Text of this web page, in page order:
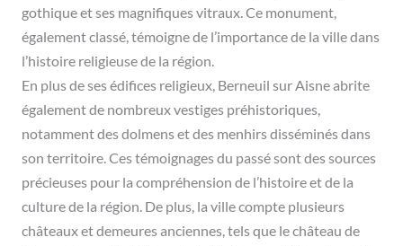
gothique et ses magnifiques vitraux. Ce monument,
également classé, témoigne de l’importance de la ville dans
l’histoire religieuse de la région.
En plus de ses édifices religieux, Berneuil sur Aisne abrite
également de nombreux vestiges préhistoriques,
notamment des dolmens et des menhirs disséminés dans
son territoire. Ces témoignages du passé sont des sources
précieuses pour la compréhension de l’histoire et de la
culture de la région. De plus, la ville compte plusieurs
châteaux et demeures anciennes, tels que le château de